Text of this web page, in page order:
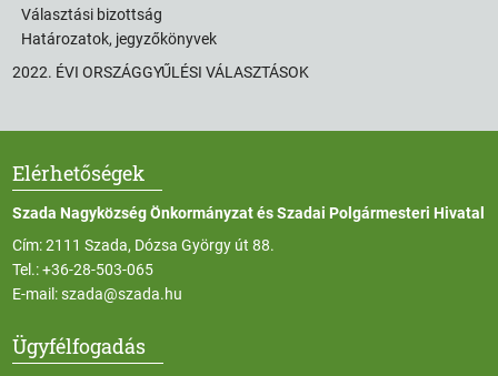
Választási bizottság
Határozatok, jegyzőkönyvek
2022. ÉVI ORSZÁGGYŰLÉSI VÁLASZTÁSOK
Elérhetőségek
Szada Nagyközség Önkormányzat és Szadai Polgármesteri Hivatal
Cím: 2111 Szada, Dózsa György út 88.
Tel.:+36-28-503-065
E-mail:szada@szada.hu
Ügyfélfogadás